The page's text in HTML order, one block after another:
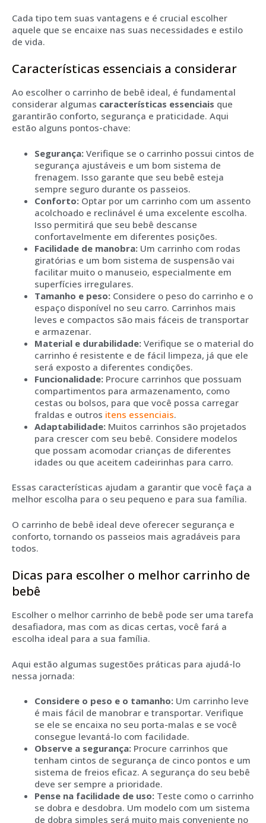
Cada tipo tem suas vantagens e é crucial escolher
aquele que se encaixe nas suas necessidades e estilo
de vida.
Características essenciais a considerar
Ao escolher o carrinho de bebê ideal, é fundamental
considerar algumas características essenciais que
garantirão conforto, segurança e praticidade. Aqui
estão alguns pontos-chave:
Segurança:Verifique se o carrinho possui cintos de
segurança ajustáveis e um bom sistema de
frenagem. Isso garante que seu bebê esteja
sempre seguro durante os passeios.
Conforto:Optar por um carrinho com um assento
acolchoado e reclinável é uma excelente escolha.
Isso permitirá que seu bebê descanse
confortavelmente em diferentes posições.
Facilidade de manobra:Um carrinho com rodas
giratórias e um bom sistema de suspensão vai
facilitar muito o manuseio, especialmente em
superfícies irregulares.
Tamanho e peso:Considere o peso do carrinho e o
espaço disponível no seu carro. Carrinhos mais
leves e compactos são mais fáceis de transportar
e armazenar.
Material e durabilidade:Verifique se o material do
carrinho é resistente e de fácil limpeza, já que ele
será exposto a diferentes condições.
Funcionalidade:Procure carrinhos que possuam
compartimentos para armazenamento, como
cestas ou bolsos, para que você possa carregar
fraldas e outros itens essenciais.
Adaptabilidade:Muitos carrinhos são projetados
para crescer com seu bebê. Considere modelos
que possam acomodar crianças de diferentes
idades ou que aceitem cadeirinhas para carro.
Essas características ajudam a garantir que você faça a
melhor escolha para o seu pequeno e para sua família.
O carrinho de bebê ideal deve oferecer segurança e
conforto, tornando os passeios mais agradáveis para
todos.
Dicas para escolher o melhor carrinho de
bebê
Escolher o melhor carrinho de bebê pode ser uma tarefa
desafiadora, mas com as dicas certas, você fará a
escolha ideal para a sua família.
Aqui estão algumas sugestões práticas para ajudá-lo
nessa jornada:
Considere o peso e o tamanho:Um carrinho leve
é mais fácil de manobrar e transportar. Verifique
se ele se encaixa no seu porta-malas e se você
consegue levantá-lo com facilidade.
Observe a segurança:Procure carrinhos que
tenham cintos de segurança de cinco pontos e um
sistema de freios eficaz. A segurança do seu bebê
deve ser sempre a prioridade.
Pense na facilidade de uso:Teste como o carrinho
se dobra e desdobra. Um modelo com um sistema
de dobra simples será muito mais conveniente no